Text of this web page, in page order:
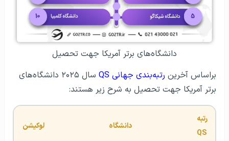
دانشگاه‌های برتر آمریکا جهت تحصیل
براساس آخرین رتبه‌بندی جهانی QS
سال ۲۰۲۵ دانشگاه‌های
برتر آمریکا جهت تحصیل به شرح زیر هستند:
QS
دانشگاه لوکیشن